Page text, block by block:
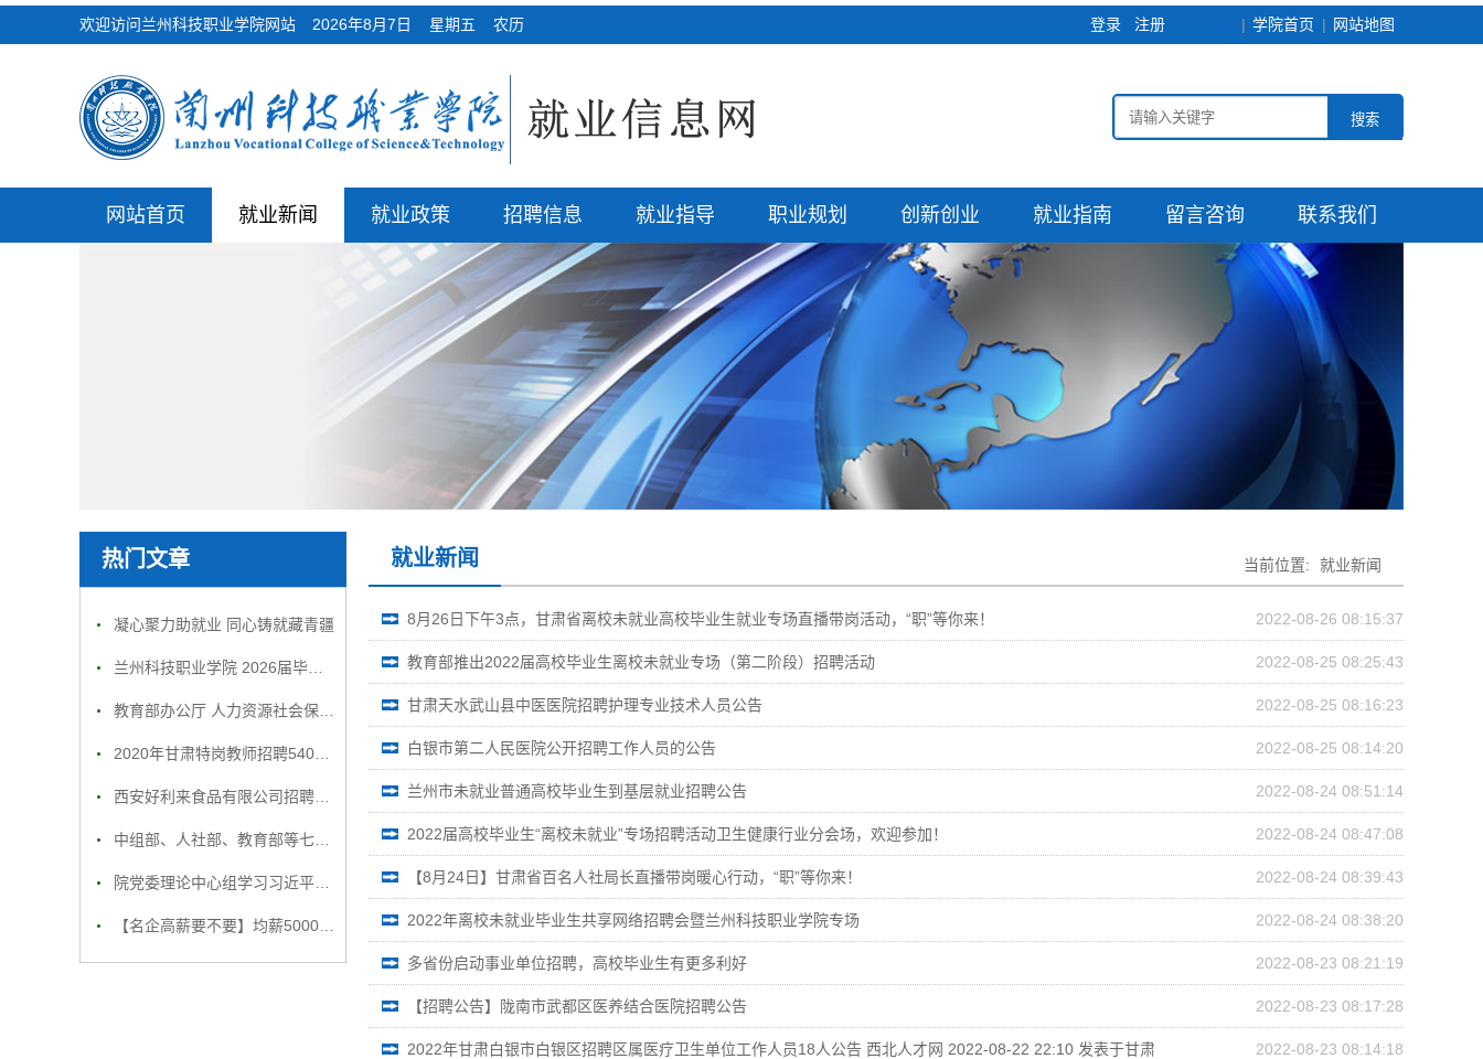
欢迎访问兰州科技职业学院网站 2026年8月7日 星期五 农历 登录 注册 学院首页 网站地图
搜索
网站首页 就业新闻 就业政策 招聘信息 就业指导 职业规划 创新创业 就业指南 留言咨询 联系我们
热门文章
凝心聚力助就业 同心铸就藏青疆
就业新闻 当前位置: 就业新闻
8月26日下午3点，甘肃省离校未就业高校毕业生就业专场直播带岗活动，“职”等你来！ 2022-08-26 08:15:37
教育部推出2022届高校毕业生离校未就业专场（第二阶段）招聘活动 2022-08-25 08:25:43
甘肃天水武山县中医医院招聘护理专业技术人员公告 2022-08-25 08:16:23
白银市第二人民医院公开招聘工作人员的公告 2022-08-25 08:14:20
兰州市未就业普通高校毕业生到基层就业招聘公告 2022-08-24 08:51:14
2022届高校毕业生“离校未就业”专场招聘活动卫生健康行业分会场，欢迎参加！ 2022-08-24 08:47:08
【8月24日】甘肃省百名人社局长直播带岗暖心行动，“职”等你来！ 2022-08-24 08:39:43
2022年离校未就业毕业生共享网络招聘会暨兰州科技职业学院专场 2022-08-24 08:38:20
多省份启动事业单位招聘，高校毕业生有更多利好 2022-08-23 08:21:19
【招聘公告】陇南市武都区医养结合医院招聘公告 2022-08-23 08:17:28
2022年甘肃白银市白银区招聘区属医疗卫生单位工作人员18人公告 西北人才网 2022-08-22 22:10 发表于甘肃 2022-08-23 08:14:18